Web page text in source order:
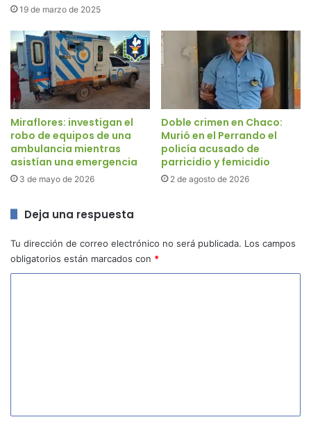
19 de marzo de 2025
Miraflores: investigan el
robo de equipos de una
ambulancia mientras
asistían una emergencia
3 de mayo de 2026
Doble crimen en Chaco:
Murió en el Perrando el
policía acusado de
parricidio y femicidio
2 de agosto de 2026
Deja una respuesta
Tu dirección de correo electrónico no será publicada. Los campos
obligatorios están marcados con *